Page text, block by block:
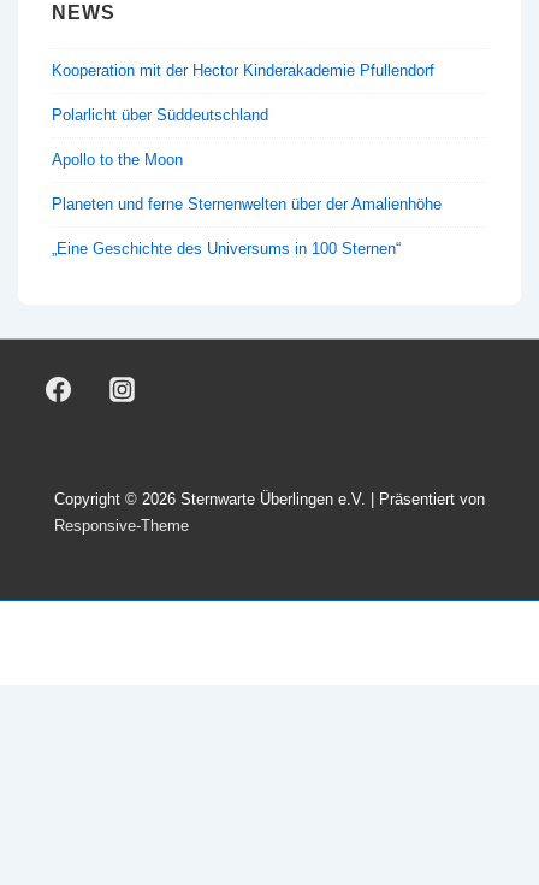
NEWS
Kooperation mit der Hector Kinderakademie Pfullendorf
Polarlicht über Süddeutschland
Apollo to the Moon
Planeten und ferne Sternenwelten über der Amalienhöhe
„Eine Geschichte des Universums in 100 Sternen“
Copyright © 2026 Sternwarte Überlingen e.V.
| Präsentiert von
Responsive-Theme